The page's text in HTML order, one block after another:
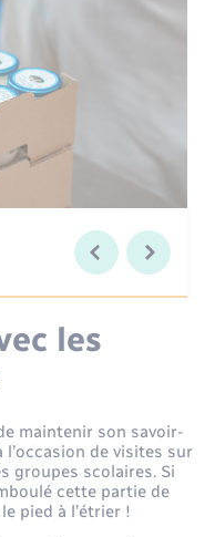
les
maintenir son savoir-
l’occasion de visites sur
groupes scolaires. Si
cette partie de
pied à l’étrier !